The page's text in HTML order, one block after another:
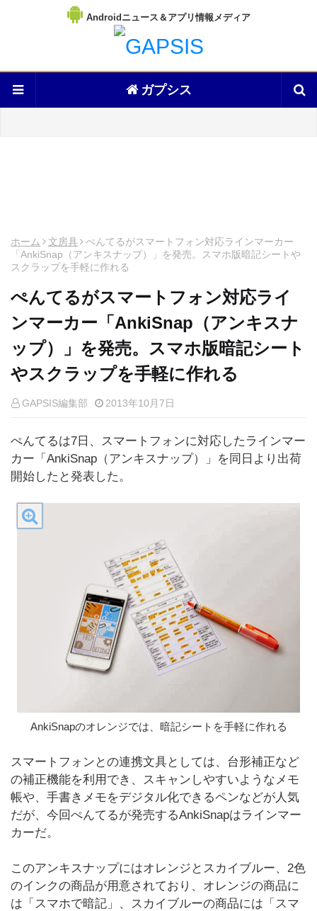
Androidニュース＆アプリ情報メディア
ガプシス
ホーム 文房具
ぺんてるがスマートフォン対応ラインマーカー
「AnkiSnap（アンキスナップ）」を発売。スマホ版暗記シートや
スクラップを手軽に作れる
ぺんてるがスマートフォン対応ライ
ンマーカー「AnkiSnap（アンキスナ
ップ）」を発売。スマホ版暗記シート
やスクラップを手軽に作れる
GAPSIS編集部 2013年10月7日
ぺんてるは7日、スマートフォンに対応したラインマー
カー「AnkiSnap（アンキスナップ）」を同日より出荷
開始したと発表した。
AnkiSnapのオレンジでは、暗記シートを手軽に作れる
スマートフォンとの連携文具としては、台形補正など
の補正機能を利用でき、スキャンしやすいようなメモ
帳や、手書きメモをデジタル化できるペンなどが人気
だが、今回ぺんてるが発売するAnkiSnapはラインマー
カーだ。
このアンキスナップにはオレンジとスカイブルー、2色
のインクの商品が用意されており、オレンジの商品に
は「スマホで暗記」、スカイブルーの商品には「スマ